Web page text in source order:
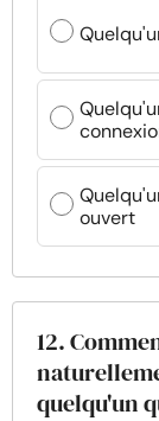
ouvert
12.
quelqu'un